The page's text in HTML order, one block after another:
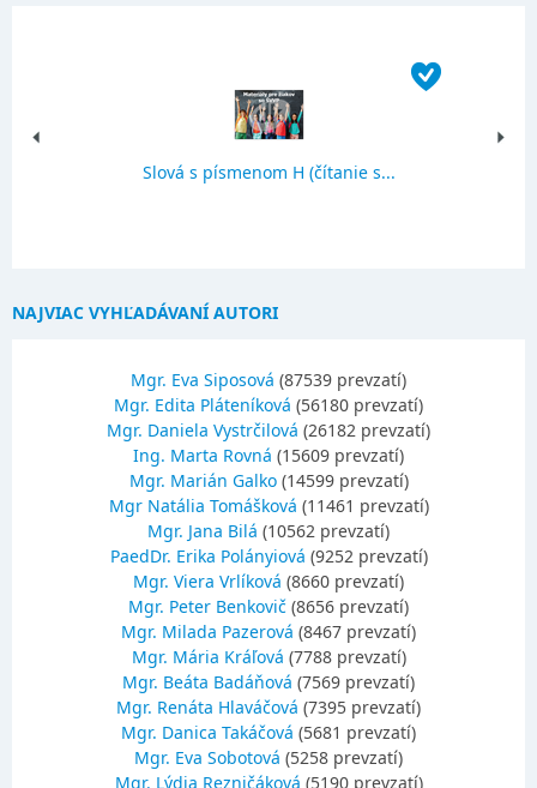
Slová s písmenom H (čítanie s...
NAJVIAC VYHĽADÁVANÍ AUTORI
Mgr. Eva Siposová (87539 prevzatí)
Mgr. Edita Pláteníková (56180 prevzatí)
Mgr. Daniela Vystrčilová (26182 prevzatí)
Ing. Marta Rovná (15609 prevzatí)
Mgr. Marián Galko(14599 prevzatí)
Mgr Natália Tomášková (11461 prevzatí)
Mgr. Jana Bilá (10562 prevzatí)
PaedDr. Erika Polányiová (9252 prevzatí)
Mgr. Viera Vrlíková (8660 prevzatí)
Mgr. Peter Benkovič (8656 prevzatí)
Mgr. Milada Pazerová (8467 prevzatí)
Mgr. Mária Kráľová (7788 prevzatí)
Mgr. Beáta Badáňová (7569 prevzatí)
Mgr. Renáta Hlaváčová (7395 prevzatí)
Mgr. Danica Takáčová (5681 prevzatí)
Mgr. Eva Sobotová (5258 prevzatí)
Mgr. Lýdia Rezničáková (5190 prevzatí)